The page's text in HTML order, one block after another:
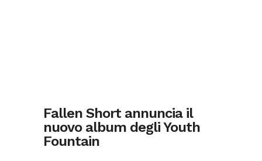
Fallen Short annuncia il
nuovo album degli Youth
Fountain